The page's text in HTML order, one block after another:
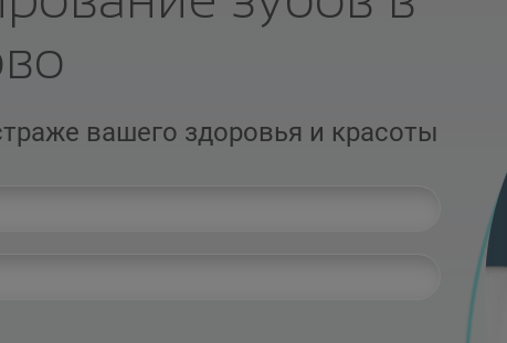
Реквизиты
Вопросы ответы
вашего здоровья и красоты